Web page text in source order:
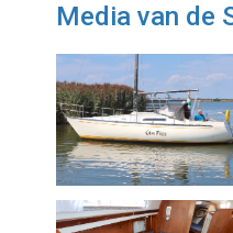
Media van de